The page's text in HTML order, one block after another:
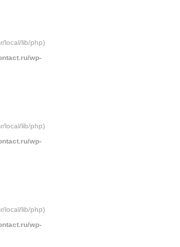
local/lib/php)
wp-
local/lib/php)
wp-
local/lib/php)
wp-